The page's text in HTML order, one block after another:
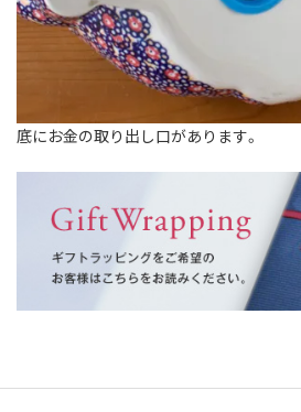
底にお金の取り出し口があります。